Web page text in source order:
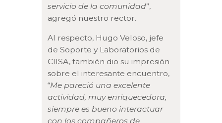
servicio de la comunidad”,
agregó nuestro rector.
Al respecto, Hugo Veloso, jefe
de Soporte y Laboratorios de
CIISA, también dio su impresión
sobre el interesante encuentro,
“Me pareció una excelente
actividad, muy enriquecedora,
siempre es bueno interactuar
con los compañeros de